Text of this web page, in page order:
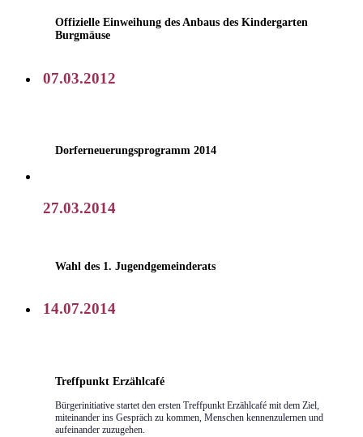
Offizielle Einweihung des Anbaus des Kindergarten
Burgmäuse
07.03.2012
Dorferneuerungsprogramm 2014
27.03.2014
Wahl des 1. Jugendgemeinderats
14.07.2014
Treffpunkt Erzählcafé
Bürgerinitiative startet den ersten Treffpunkt Erzählcafé mit dem Ziel,
miteinander ins Gespräch zu kommen, Menschen kennenzulernen und
aufeinander zuzugehen.